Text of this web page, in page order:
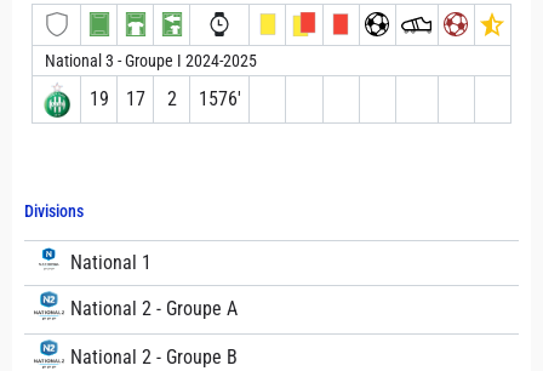
Divisions
National 1
National 2 - Groupe A
National 2 - Groupe B
National 3 - Groupe I 2024-2025
19 17 2 1576′